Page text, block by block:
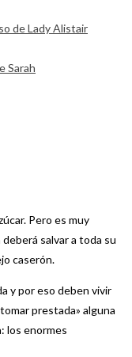
Pero es muy
salvar a toda su
caserón.
y por eso deben vivir
prestada» alguna
los enormes